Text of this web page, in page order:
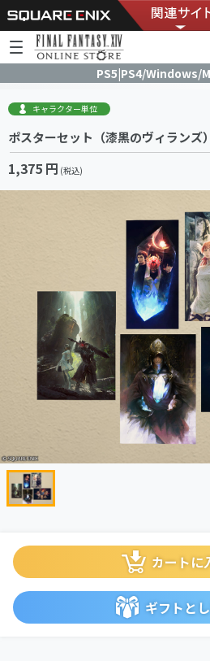
PS5|PS4/Windows/
キャラクター単位
ポスターセット（漆黒のヴィランズ）
1,375 円 (税込)
カートに
ギフトと